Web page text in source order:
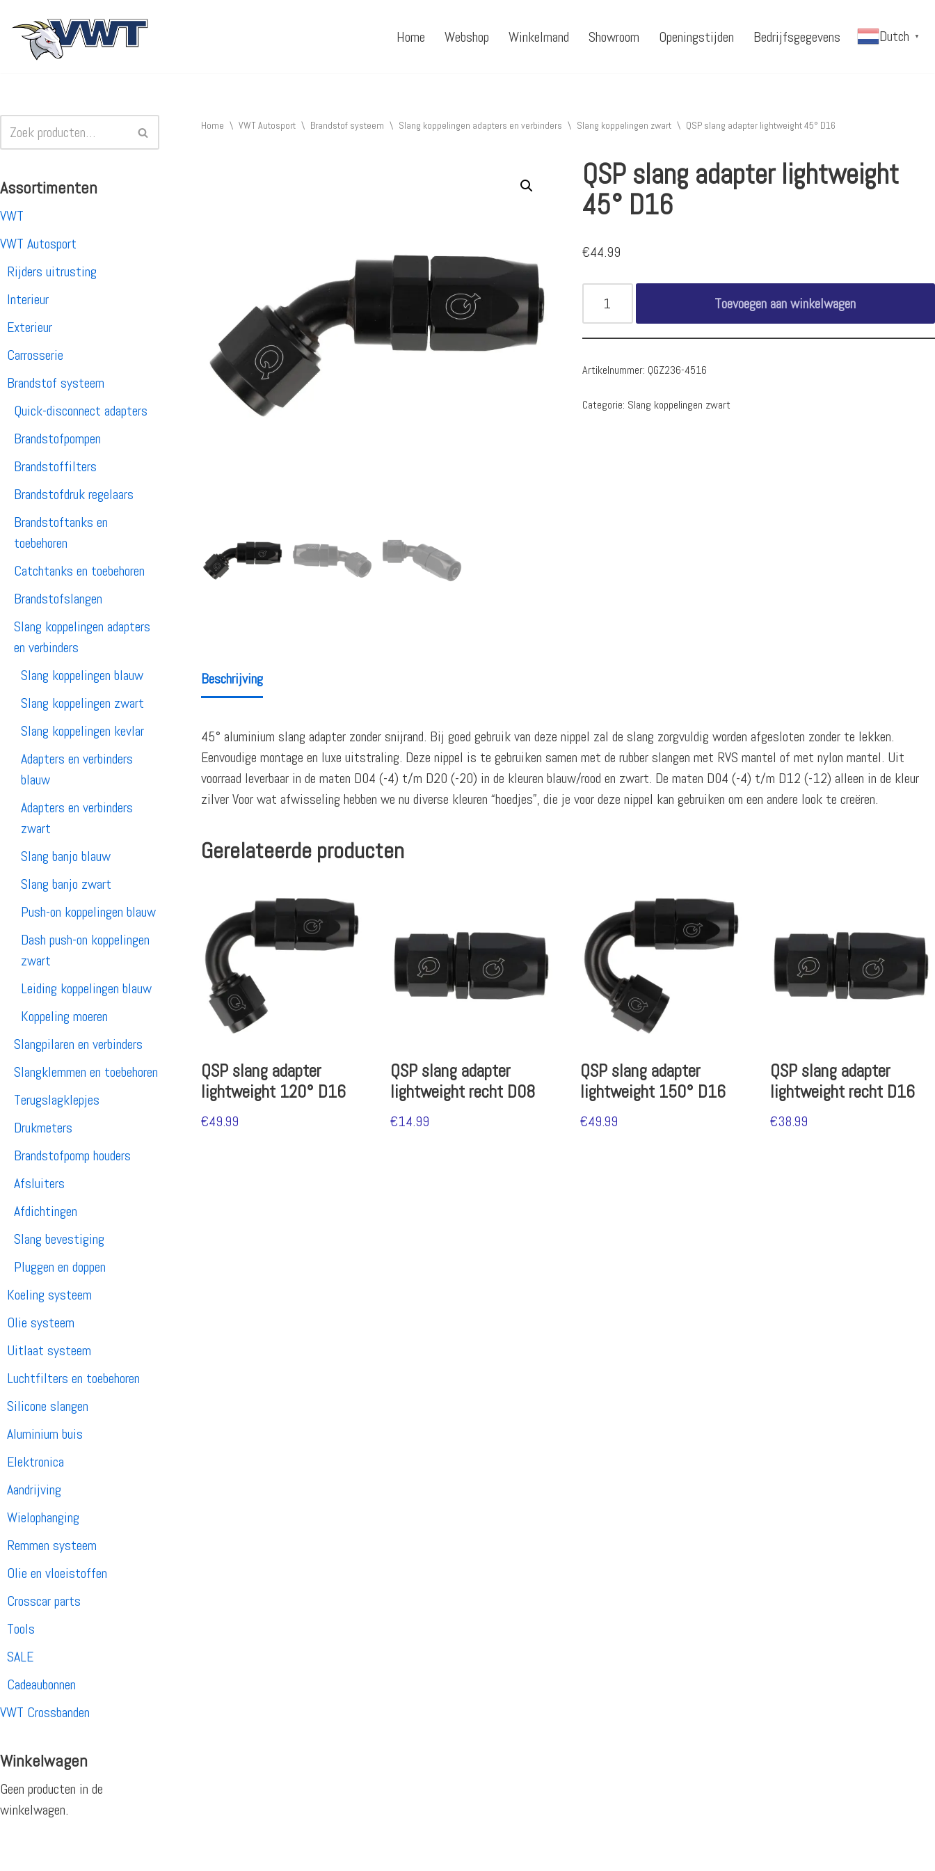
Ga
Home Webshop Winkelmand Showroom Openingstijden Bedrijfsgegevens Dutch ▼
Assortimenten
VWT
VWT Autosport
Rijders uitrusting
Interieur
Exterieur
Carrosserie
Brandstof systeem
Quick-disconnect adapters
Brandstofpompen
Brandstoffilters
Brandstofdruk regelaars
Brandstoftanks en
toebehoren
Catchtanks en toebehoren
Brandstofslangen
Slang koppelingen adapters
en verbinders
Slang koppelingen blauw
Slang koppelingen zwart
Slang koppelingen kevlar
Adapters en verbinders
blauw
Adapters en verbinders
zwart
Slang banjo blauw
Slang banjo zwart
Push-on koppelingen blauw
Dash push-on koppelingen
zwart
Leiding koppelingen blauw
Koppeling moeren
Slangpilaren en verbinders
Slangklemmen en toebehoren
Terugslagklepjes
Drukmeters
Brandstofpomp houders
Afsluiters
Afdichtingen
Slang bevestiging
Pluggen en doppen
Koeling systeem
Olie systeem
Uitlaat systeem
Luchtfilters en toebehoren
Silicone slangen
Aluminium buis
Elektronica
Aandrijving
Wielophanging
Remmen systeem
Olie en vloeistoffen
Crosscar parts
Tools
SALE
Cadeaubonnen
VWT Crossbanden
Winkelwagen
Geen producten in de
winkelwagen.
Home \ VWT Autosport \ Brandstof systeem \ Slang koppelingen adapters en verbinders \ Slang koppelingen zwart \ QSP slang adapter lightweight 45° D16
QSP slang adapter lightweight
45° D16
€44.99
Toevoegen aan winkelwagen
Artikelnummer: QGZ236-4516
Categorie: Slang koppelingen zwart
Beschrijving
45° aluminium slang adapter zonder snijrand. Bij goed gebruik van deze nippel zal de slang zorgvuldig worden afgesloten zonder te lekken.
Eenvoudige montage en luxe uitstraling. Deze nippel is te gebruiken samen met de rubber slangen met RVS mantel of met nylon mantel. Uit
voorraad leverbaar in de maten D04 (-4) t/m D20 (-20) in de kleuren blauw/rood en zwart. De maten D04 (-4) t/m D12 (-12) alleen in de kleur
zilver Voor wat afwisseling hebben we nu diverse kleuren “hoedjes”, die je voor deze nippel kan gebruiken om een andere look te creëren.
Gerelateerde producten
QSP slang adapter
lightweight 120° D16
€49.99
QSP slang adapter
lightweight recht D08
€14.99
QSP slang adapter
lightweight 150° D16
€49.99
QSP slang adapter
lightweight recht D16
€38.99